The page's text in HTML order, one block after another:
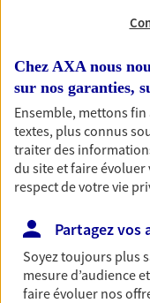
Nos
Épargne
Réalisez vos
immobilier,
du monde…
simplement,
Chez AXA nous
sur nos garanties,
Ensemble, mettons
textes, plus connus
traiter des
du site et faire évoluer
respect de votre vie
Partagez vos
Soyez toujours plus
mesure d’audience
faire évoluer nos